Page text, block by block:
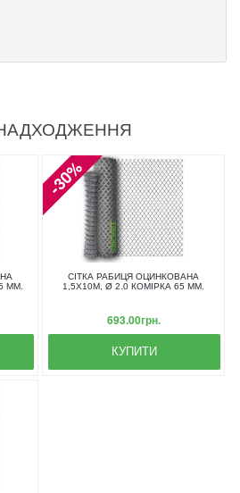
ММ.
-30%
СІТКА РАБИЦЯ ОЦИНКОВАНА
1,5X10М, Ø 2.0 КОМІРКА 65 ММ.
693.00грн.
КУПИТИ